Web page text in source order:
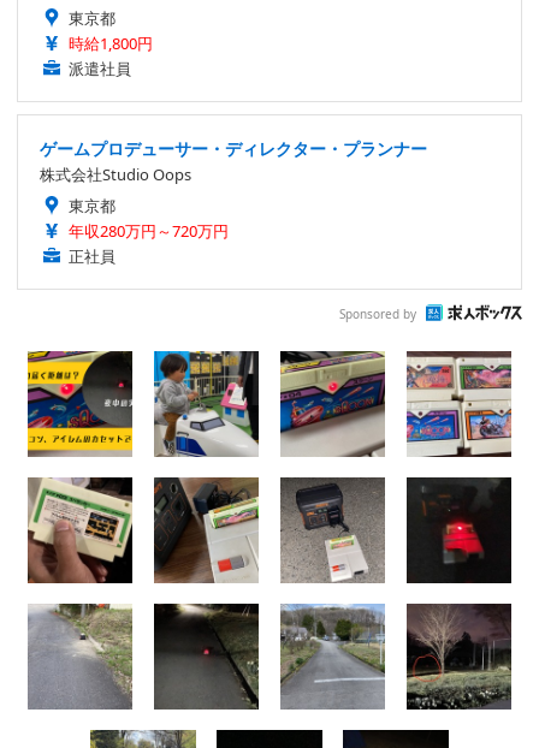
東京都
時給1,800円
派遣社員
ゲームプロデューサー・ディレクター・プランナー
株式会社Studio Oops
東京都
年収280万円～720万円
正社員
Sponsored by